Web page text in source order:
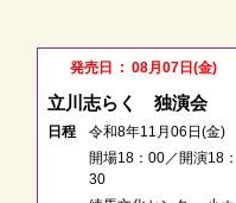
発売日 : 08月07日(金)
立川志らく 独演会
日程
令和8年11月06日(金)
開場18：00／開演18：
30